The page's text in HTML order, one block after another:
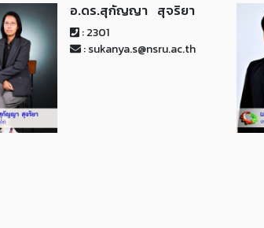
อ.ดร.สุกัญญา สุจริยา
: 2301
: sukanya.s@nsru.ac.th